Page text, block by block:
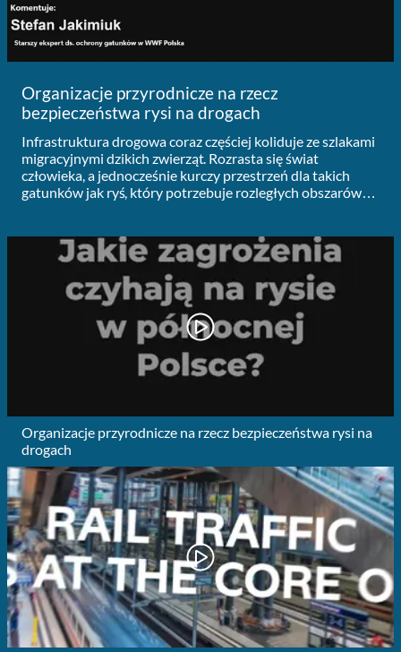
Organizacje przyrodnicze na rzecz
bezpieczeństwa rysi na drogach
Infrastruktura drogowa coraz częściej koliduje ze szlakami
migracyjnymi dzikich zwierząt. Rozrasta się świat
człowieka, a jednocześnie kurczy przestrzeń dla takich
gatunków jak ryś, który potrzebuje rozległych obszarów
Organizacje przyrodnicze na rzecz bezpieczeństwa rysi na
drogach